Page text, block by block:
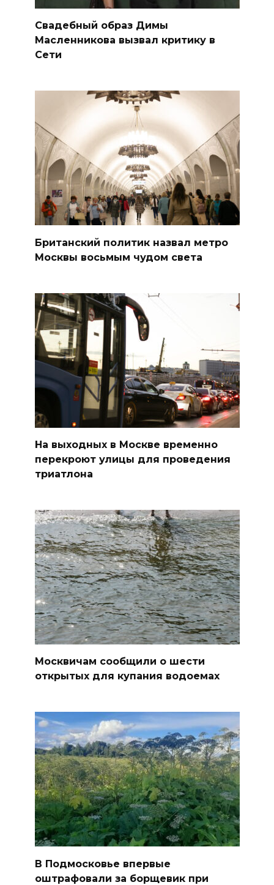
Свадебный образ Димы
Масленникова вызвал критику в
Сети
Британский политик назвал метро
Москвы восьмым чудом света
На выходных в Москве временно
перекроют улицы для проведения
триатлона
Москвичам сообщили о шести
открытых для купания водоемах
В Подмосковье впервые
оштрафовали за борщевик при